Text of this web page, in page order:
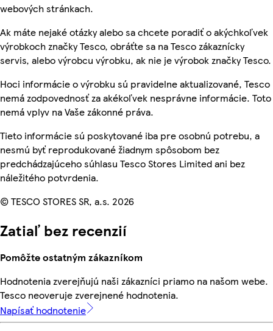
webových stránkach.
Ak máte nejaké otázky alebo sa chcete poradiť o akýchkoľvek
výrobkoch značky Tesco, obráťte sa na Tesco zákaznícky
servis, alebo výrobcu výrobku, ak nie je výrobok značky Tesco.
Hoci informácie o výrobku sú pravidelne aktualizované, Tesco
nemá zodpovednosť za akékoľvek nesprávne informácie. Toto
nemá vplyv na Vaše zákonné práva.
Tieto informácie sú poskytované iba pre osobnú potrebu, a
nesmú byť reprodukované žiadnym spôsobom bez
predchádzajúceho súhlasu Tesco Stores Limited ani bez
náležitého potvrdenia.
© TESCO STORES SR, a.s. 2026
Zatiaľ bez recenzií
Pomôžte ostatným zákazníkom
Hodnotenia zverejňujú naši zákazníci priamo na našom webe.
Tesco neoveruje zverejnené hodnotenia.
Napísať hodnotenie